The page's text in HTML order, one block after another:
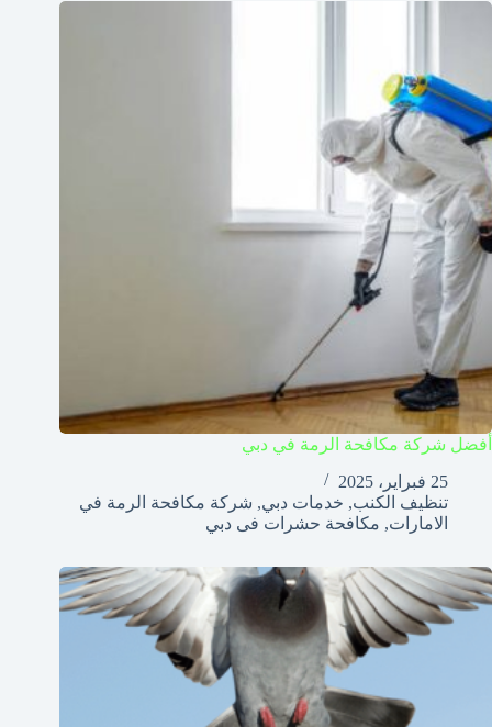
أفضل شركة مكافحة الرمة في دبي
25 فبراير، 2025
تنظيف الكنب, خدمات دبي, شركة مكافحة الرمة في
الامارات, مكافحة حشرات فى دبي